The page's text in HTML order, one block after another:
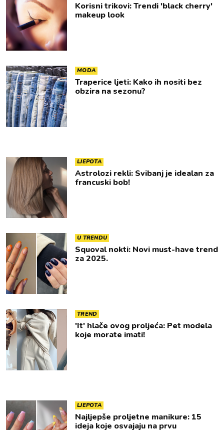
Korisni trikovi: Trendi 'black cherry'
makeup look
MODA
Traperice ljeti: Kako ih nositi bez
obzira na sezonu?
LJEPOTA
Astrolozi rekli: Svibanj je idealan za
francuski bob!
U TRENDU
Squoval nokti: Novi must-have trend
za 2025.
TREND
'It' hlače ovog proljeća: Pet modela
koje morate imati!
LJEPOTA
Najljepše proljetne manikure: 15
ideja koje osvajaju na prvu